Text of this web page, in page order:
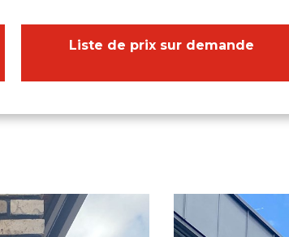
Liste de prix sur demande